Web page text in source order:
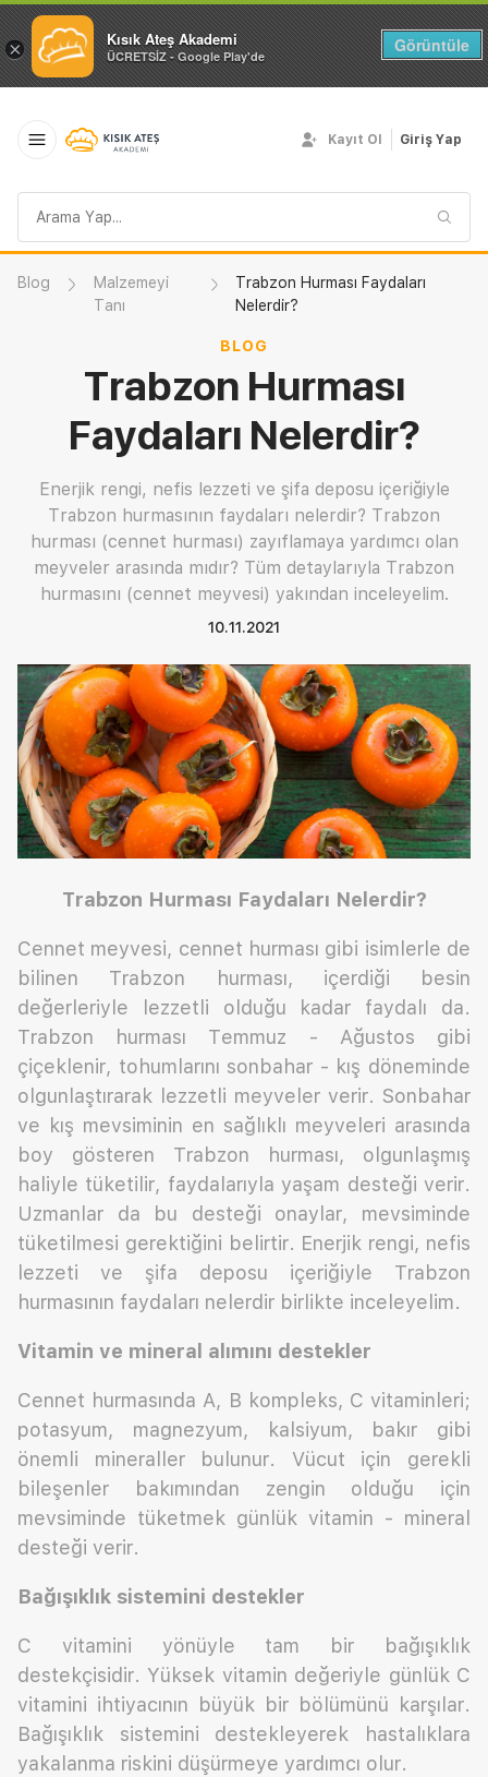
× Kısık Ateş Akademi
ÜCRETSİZ - Google Play'de
Görüntüle
sorgusu
Kayıt Ol Giriş Yap
Blog
Malzemeyi
Tanı
Trabzon Hurması Faydaları
Nelerdir?
BLOG
Trabzon Hurması
Faydaları Nelerdir?
Enerjik rengi, nefis lezzeti ve şifa deposu içeriğiyle
Trabzon hurmasının faydaları nelerdir? Trabzon
hurması (cennet hurması) zayıflamaya yardımcı olan
meyveler arasında mıdır? Tüm detaylarıyla Trabzon
hurmasını (cennet meyvesi) yakından inceleyelim.
10.11.2021
Trabzon Hurması Faydaları Nelerdir?
Cennet meyvesi, cennet hurması gibi isimlerle de
bilinen Trabzon hurması, içerdiği besin
değerleriyle lezzetli olduğu kadar faydalı da.
Trabzon hurması Temmuz - Ağustos gibi
çiçeklenir, tohumlarını sonbahar - kış döneminde
olgunlaştırarak lezzetli meyveler verir. Sonbahar
ve kış mevsiminin en sağlıklı meyveleri arasında
boy gösteren Trabzon hurması, olgunlaşmış
haliyle tüketilir, faydalarıyla yaşam desteği verir.
Uzmanlar da bu desteği onaylar, mevsiminde
tüketilmesi gerektiğini belirtir. Enerjik rengi, nefis
lezzeti ve şifa deposu içeriğiyle Trabzon
hurmasının faydaları nelerdir birlikte inceleyelim.
Vitamin ve mineral alımını destekler
Cennet hurmasında A, B kompleks, C vitaminleri;
potasyum, magnezyum, kalsiyum, bakır gibi
önemli mineraller bulunur. Vücut için gerekli
bileşenler bakımından zengin olduğu için
mevsiminde tüketmek günlük vitamin - mineral
desteği verir.
Bağışıklık sistemini destekler
C vitamini yönüyle tam bir bağışıklık
destekçisidir. Yüksek vitamin değeriyle günlük C
vitamini ihtiyacının büyük bir bölümünü karşılar.
Bağışıklık sistemini destekleyerek hastalıklara
yakalanma riskini düşürmeye yardımcı olur.